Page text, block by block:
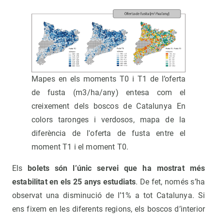
Mapes en els moments T0 i T1 de l’oferta
de fusta (m3/ha/any) entesa com el
creixement dels boscos de Catalunya En
colors taronges i verdosos, mapa de la
diferència de l'oferta de fusta entre el
moment T1 i el moment T0.
Elsbolets són l’únic servei que ha mostrat més
estabilitat en els 25 anys estudiats. De fet, només s’ha
observat una disminució de l’1% a tot Catalunya. Si
ens fixem en les diferents regions, els boscos d’interior